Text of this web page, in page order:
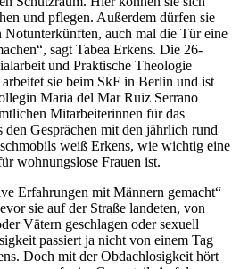
und pflegen. Außerdem dürfen sie
Notunterkünften, auch mal die Tür eine
sagt Tabea Erkens. Die 26-
und Praktische Theologie
sie beim SkF in Berlin und ist
Maria del Mar Ruiz Serrano
Mitarbeiterinnen für das
Gesprächen mit den jährlich rund
weiß Erkens, wie wichtig eine
wohnungslose Frauen ist.
Erfahrungen mit Männern gemacht“
sie auf der Straße landeten, von
Vätern geschlagen oder sexuell
passiert ja nicht von einem Tag
Doch mit der Obdachlosigkeit hört